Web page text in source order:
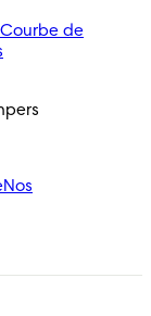
Courbe de
Nos